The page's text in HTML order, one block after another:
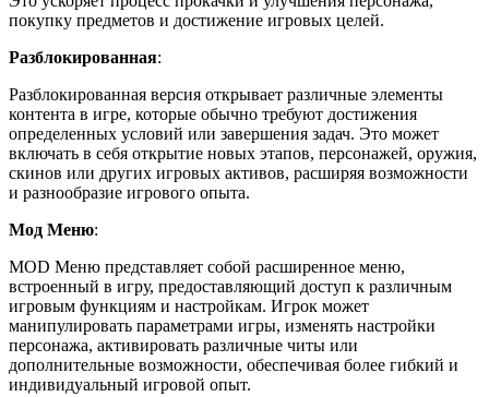
покупку предметов и достижение игровых целей.
Разблокированная:
Разблокированная версия открывает различные элементы
контента в игре, которые обычно требуют достижения
определенных условий или завершения задач. Это может
включать в себя открытие новых этапов, персонажей, оружия,
скинов или других игровых активов, расширяя возможности
и разнообразие игрового опыта.
Мод Меню:
MOD Меню представляет собой расширенное меню,
встроенный в игру, предоставляющий доступ к различным
игровым функциям и настройкам. Игрок может
манипулировать параметрами игры, изменять настройки
персонажа, активировать различные читы или
дополнительные возможности, обеспечивая более гибкий и
индивидуальный игровой опыт.